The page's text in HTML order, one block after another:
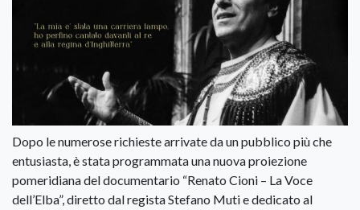
Dopo le numerose richieste arrivate da un pubblico più che
entusiasta, è stata programmata una nuova proiezione
pomeridiana del documentario “Renato Cioni – La Voce
dell’Elba”, diretto dal regista Stefano Muti e dedicato al